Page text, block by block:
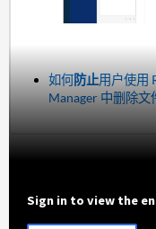
如何防止用户使用
Manager 中删除文
Sign in to view the